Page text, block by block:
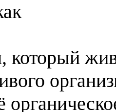
который